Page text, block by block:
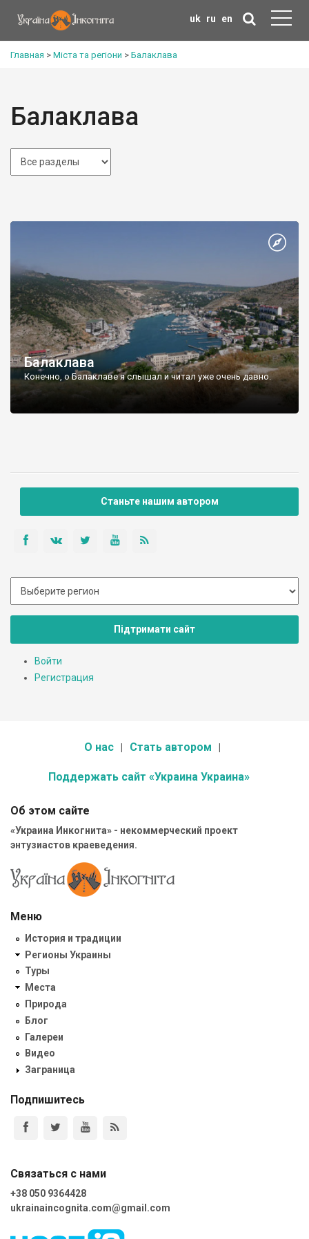
uk ru en
Главная > Міста та регіони > Балаклава
Балаклава
Балаклава
Конечно, о Балаклаве я слышал и читал уже очень давно.
Станьте нашим автором
Підтримати сайт
Войти
Регистрация
О нас Стать автором
Поддержать сайт «Украина Украина»
Об этом сайте
«Украина Инкогнита» - некоммерческий проект
энтузиастов краеведения.
Меню
История и традиции
Регионы Украины
Туры
Места
Природа
Блог
Галереи
Видео
Заграница
Подпишитесь
Связаться с нами
+38 050 9364428
ukrainaincognita.com@gmail.com